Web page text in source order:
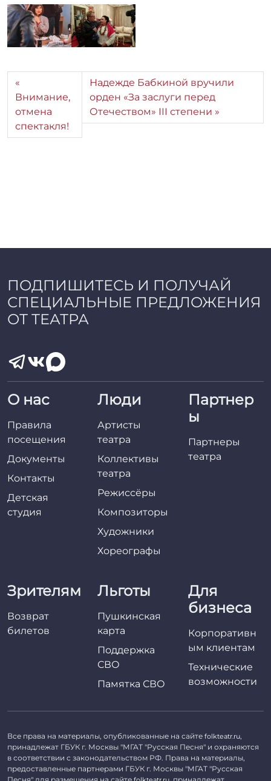
Внимание,
отмена
спектакля!
Надежде Бабкиной вручили
орден «За заслуги перед
Отечеством» III степени
ПОДПИШИТЕСЬ И ПОЛУЧАЙ
СПЕЦИАЛЬНЫЕ ПРЕДЛОЖЕНИЯ
ОТ ТЕАТРА
О нас
Правила
посещения
Документы
Контакты
Детская
студия
Люди
Артисты
театра
Коллективы
театра
Режиссёры
Композиторы
Художники
Хореографы
Партнер
ы
Партнеры
театра
Зрителям
Возврат
билетов
Льготы
Пушкинская
карта
Поддержка
СВО
Памятка СВО
Для
бизнеса
Корпоративн
ым клиентам
Технические
возможности
Все права на материалы, опубликованные на сайте folkteatr.ru,
принадлежат ГБУК г. Москвы "МГАТ "Русская Песня" и охраняются
в соответствии с законодательством РФ. Права на материалы,
предоставленные партнерами ГБУК г. Москвы "МГАТ "Русская